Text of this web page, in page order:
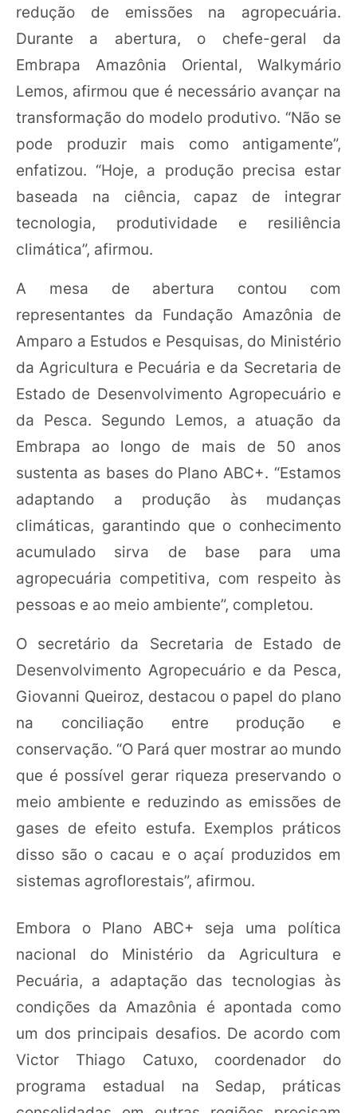
redução de emissões na agropecuária.
Durante a abertura, o chefe-geral da
Embrapa Amazônia Oriental, Walkymário
Lemos, afirmou que é necessário avançar na
transformação do modelo produtivo. “Não se
pode produzir mais como antigamente”,
enfatizou. “Hoje, a produção precisa estar
baseada na ciência, capaz de integrar
tecnologia, produtividade e resiliência
climática”, afirmou.
A mesa de abertura contou com
representantes da Fundação Amazônia de
Amparo a Estudos e Pesquisas, do Ministério
da Agricultura e Pecuária e da Secretaria de
Estado de Desenvolvimento Agropecuário e
da Pesca. Segundo Lemos, a atuação da
Embrapa ao longo de mais de 50 anos
sustenta as bases do Plano ABC+. “Estamos
adaptando a produção às mudanças
climáticas, garantindo que o conhecimento
acumulado sirva de base para uma
agropecuária competitiva, com respeito às
pessoas e ao meio ambiente”, completou.
O secretário da Secretaria de Estado de
Desenvolvimento Agropecuário e da Pesca,
Giovanni Queiroz, destacou o papel do plano
na conciliação entre produção e
conservação. “O Pará quer mostrar ao mundo
que é possível gerar riqueza preservando o
meio ambiente e reduzindo as emissões de
gases de efeito estufa. Exemplos práticos
disso são o cacau e o açaí produzidos em
sistemas agroflorestais”, afirmou.
Embora o Plano ABC+ seja uma política
nacional do Ministério da Agricultura e
Pecuária, a adaptação das tecnologias às
condições da Amazônia é apontada como
um dos principais desafios. De acordo com
Victor Thiago Catuxo, coordenador do
programa estadual na Sedap, práticas